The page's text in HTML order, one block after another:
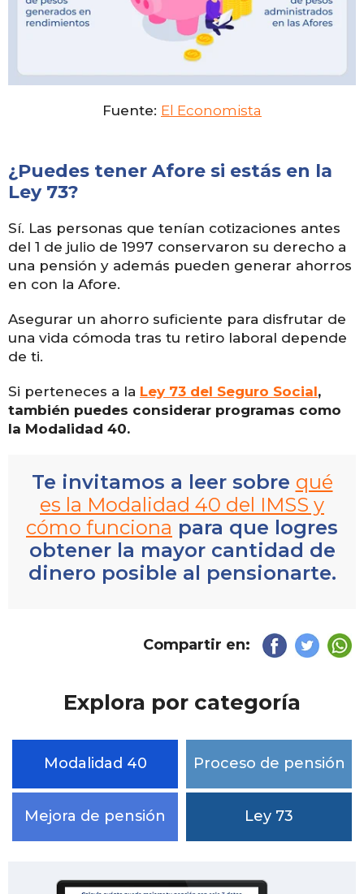
Fuente: El Economista
¿Puedes tener Afore si estás en la
Ley 73?
Sí. Las personas que tenían cotizaciones antes
del 1 de julio de 1997 conservaron su derecho a
una pensión y además pueden generar ahorros
en con la Afore.
Asegurar un ahorro suficiente para disfrutar de
una vida cómoda tras tu retiro laboral depende
de ti.
Si perteneces a la Ley 73 del Seguro Social,
también puedes considerar programas como
la Modalidad 40.
Te invitamos a leer sobre qué
es la Modalidad 40 del IMSS y
cómo funciona para que logres
obtener la mayor cantidad de
dinero posible al pensionarte.
Compartir en:
Explora por categoría
Modalidad 40 Proceso de pensión
Mejora de pensión Ley 73